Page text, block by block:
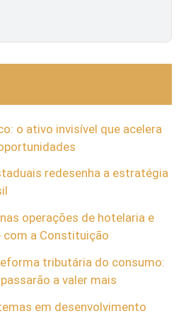
o ativo invisível que acelera
redesenha a estratégia
operações de hotelaria e
a Constituição
tributária do consumo:
a valer mais
em desenvolvimento